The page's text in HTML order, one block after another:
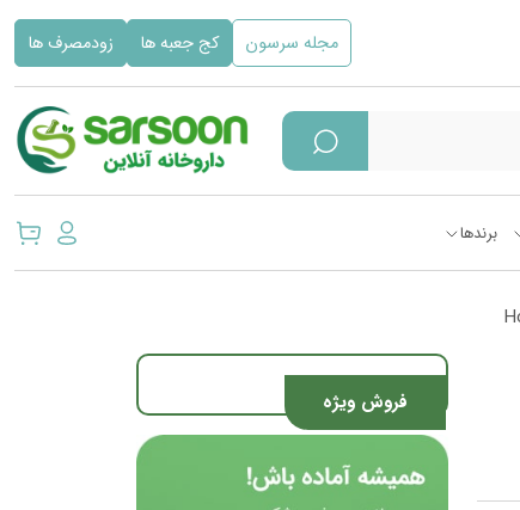
مجله سرسون کج جعبه ها زودمصرف ها
برندها
فروش ویژه